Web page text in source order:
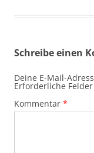
Schreibe einen
Deine E-Mail-
Erforderliche
Kommentar *